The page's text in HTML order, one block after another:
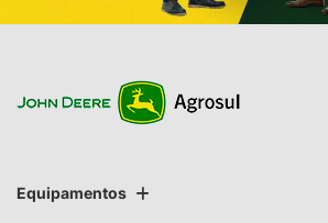
Equipamentos